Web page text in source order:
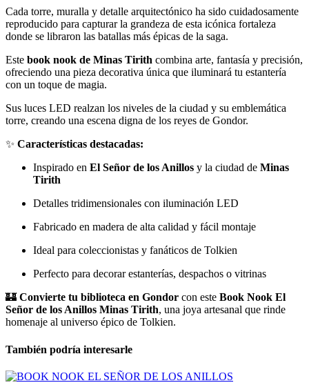
Cada torre, muralla y detalle arquitectónico ha sido cuidadosamente
reproducido para capturar la grandeza de esta icónica fortaleza
donde se libraron las batallas más épicas de la saga.
Este book nook de Minas Tirith combina arte, fantasía y precisión,
ofreciendo una pieza decorativa única que iluminará tu estantería
con un toque de magia.
Sus luces LED realzan los niveles de la ciudad y su emblemática
torre, creando una escena digna de los reyes de Gondor.
✨ Características destacadas:
Inspirado en El Señor de los Anillos y la ciudad de Minas
Tirith
Detalles tridimensionales con iluminación LED
Fabricado en madera de alta calidad y fácil montaje
Ideal para coleccionistas y fanáticos de Tolkien
Perfecto para decorar estanterías, despachos o vitrinas
🏰 Convierte tu biblioteca en Gondor con este Book Nook El
Señor de los Anillos Minas Tirith, una joya artesanal que rinde
homenaje al universo épico de Tolkien.
También podría interesarle